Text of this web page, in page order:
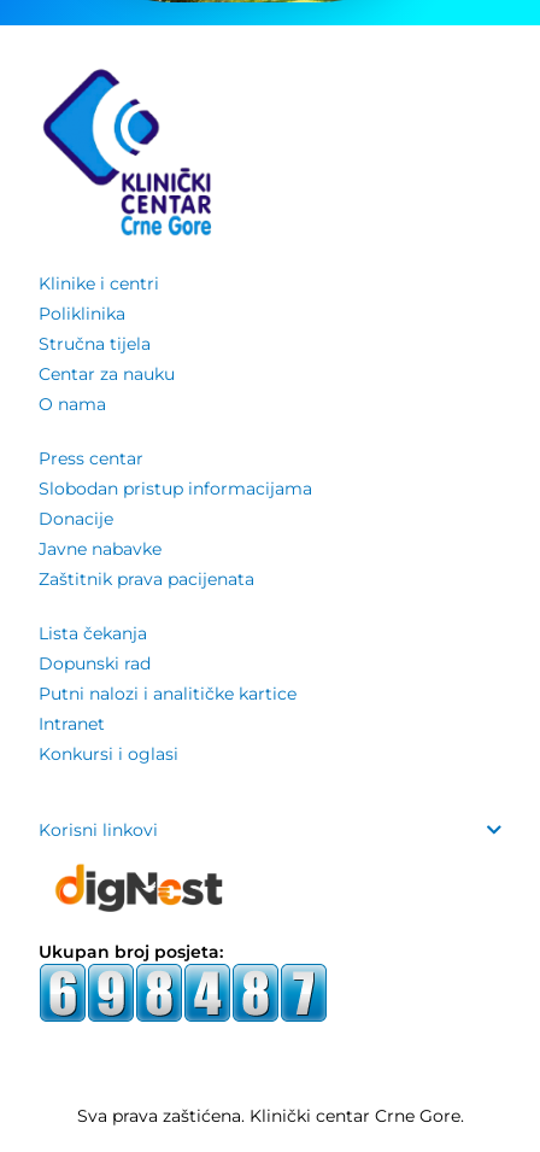
Klinike i centri
Poliklinika
Stručna tijela
Centar za nauku
O nama
Press centar
Slobodan pristup informacijama
Donacije
Javne nabavke
Zaštitnik prava pacijenata
Lista čekanja
Dopunski rad
Putni nalozi i analitičke kartice
Intranet
Konkursi i oglasi
Korisni linkovi
Ukupan broj posjeta:
Sva prava zaštićena. Klinički centar Crne Gore.